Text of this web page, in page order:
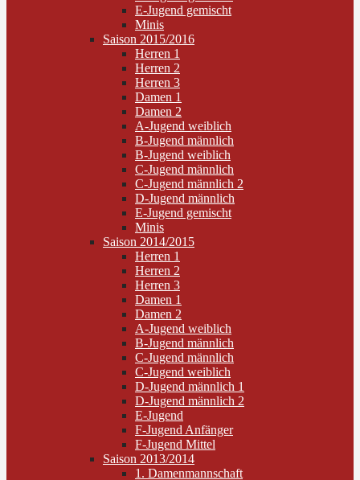
E-Jugend gemischt
Minis
Saison 2015/2016
Herren 1
Herren 2
Herren 3
Damen 1
Damen 2
A-Jugend weiblich
B-Jugend männlich
B-Jugend weiblich
C-Jugend männlich
C-Jugend männlich 2
D-Jugend männlich
E-Jugend gemischt
Minis
Saison 2014/2015
Herren 1
Herren 2
Herren 3
Damen 1
Damen 2
A-Jugend weiblich
B-Jugend männlich
C-Jugend männlich
C-Jugend weiblich
D-Jugend männlich 1
D-Jugend männlich 2
E-Jugend
F-Jugend Anfänger
F-Jugend Mittel
Saison 2013/2014
1. Damenmannschaft